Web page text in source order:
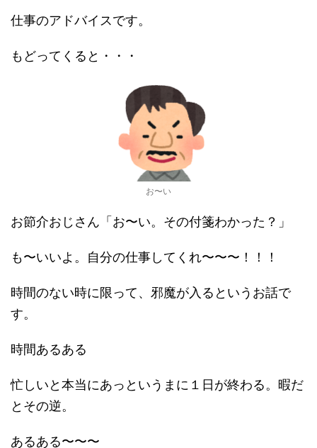
仕事のアドバイスです。
もどってくると・・・
お〜い
お節介おじさん「お〜い。その付箋わかった？」
も〜いいよ。自分の仕事してくれ〜〜〜！！！
時間のない時に限って、邪魔が入るというお話で
す。
時間あるある
忙しいと本当にあっというまに１日が終わる。暇だ
とその逆。
あるある〜〜〜